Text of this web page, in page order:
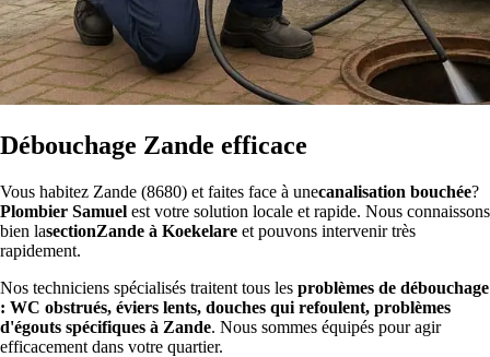
Débouchage Zande efficace
Vous habitez Zande (8680) et faites face à unecanalisation bouchée?
Plombier Samuel est votre solution locale et rapide. Nous connaissons
bien lasectionZande à Koekelare et pouvons intervenir très
rapidement.
Nos techniciens spécialisés traitent tous les problèmes de débouchage
: WC obstrués, éviers lents, douches qui refoulent, problèmes
d'égouts spécifiques à Zande. Nous sommes équipés pour agir
efficacement dans votre quartier.